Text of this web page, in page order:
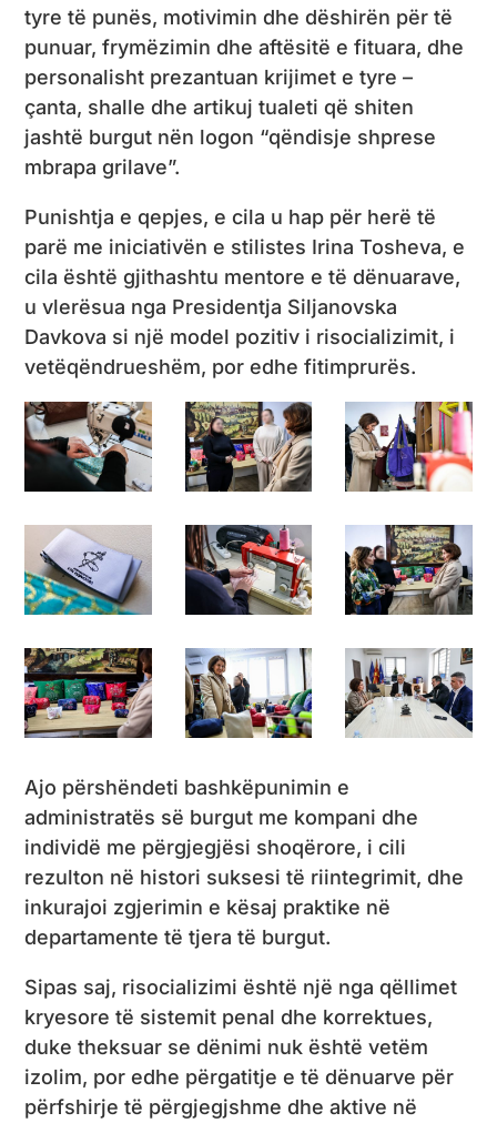
tyre të punës, motivimin dhe dëshirën për të
punuar, frymëzimin dhe aftësitë e fituara, dhe
personalisht prezantuan krijimet e tyre –
çanta, shalle dhe artikuj tualeti që shiten
jashtë burgut nën logon “qëndisje shprese
mbrapa grilave”.
Punishtja e qepjes, e cila u hap për herë të
parë me iniciativën e stilistes Irina Tosheva, e
cila është gjithashtu mentore e të dënuarave,
u vlerësua nga Presidentja Siljanovska
Davkova si një model pozitiv i risocializimit, i
vetëqëndrueshëm, por edhe fitimprurës.
Ajo përshëndeti bashkëpunimin e
administratës së burgut me kompani dhe
individë me përgjegjësi shoqërore, i cili
rezulton në histori suksesi të riintegrimit, dhe
inkurajoi zgjerimin e kësaj praktike në
departamente të tjera të burgut.
Sipas saj, risocializimi është një nga qëllimet
kryesore të sistemit penal dhe korrektues,
duke theksuar se dënimi nuk është vetëm
izolim, por edhe përgatitje e të dënuarve për
përfshirje të përgjegjshme dhe aktive në